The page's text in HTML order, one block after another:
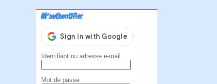
M'authentifier
Identifiant ou adresse e-mail
Mot de passe